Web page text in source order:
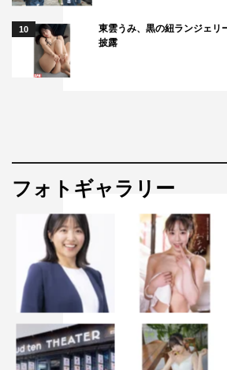
日本テレビ
2023年12月27日（水）深夜1時54分
番組HP：https://www.ctv.co.jp/audrey/
©中京テレビ
10
東雲うみ、黒の紐ランジェリ
披露
フォトギャラリー